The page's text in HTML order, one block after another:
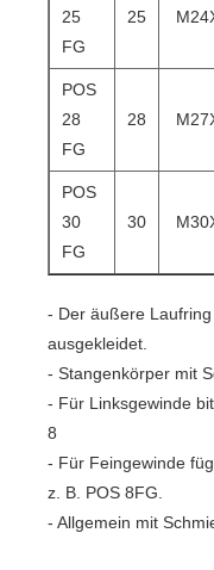
25
FG
25
POS
28
FG
28
POS
30
FG
30
- Der äußere
ausgekleidet.
- Stangenkörper mit
- Für Linksgewinde
8
- Für Feingewinde
z. B. POS 8FG.
- Allgemein mit